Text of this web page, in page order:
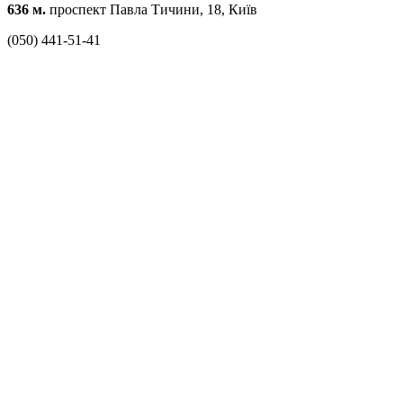
636 м. проспект Павла Тичини, 18, Київ
(050) 441-51-41